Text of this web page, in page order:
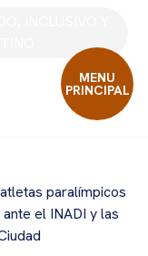
MENU
PRINCIPAL
paralímpicos
el INADI y las